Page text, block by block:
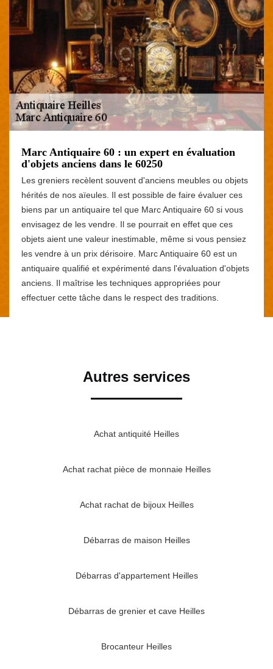
Marc Antiquaire 60 : un expert en évaluation
d'objets anciens dans le 60250
Les greniers recèlent souvent d'anciens meubles ou objets
hérités de nos aïeules. Il est possible de faire évaluer ces
biens par un antiquaire tel que Marc Antiquaire 60 si vous
envisagez de les vendre. Il se pourrait en effet que ces
objets aient une valeur inestimable, même si vous pensiez
les vendre à un prix dérisoire. Marc Antiquaire 60 est un
antiquaire qualifié et expérimenté dans l'évaluation d'objets
anciens. Il maîtrise les techniques appropriées pour
effectuer cette tâche dans le respect des traditions.
Autres services
Achat antiquité Heilles
Achat rachat pièce de monnaie Heilles
Achat rachat de bijoux Heilles
Débarras de maison Heilles
Débarras d'appartement Heilles
Débarras de grenier et cave Heilles
Brocanteur Heilles